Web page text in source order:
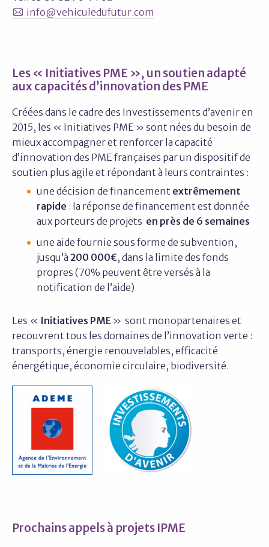
info@vehiculedufutur.com
Les « Initiatives PME », un soutien adapté
aux capacités d’innovation des PME
Créées dans le cadre des Investissements d’avenir en
2015, les « Initiatives PME » sont nées du besoin de
mieux accompagner et renforcer la capacité
d’innovation des PME françaises par un dispositif de
soutien plus agile et répondant à leurs contraintes :
une décision de financement extrêmement
rapide : la réponse de financement est donnée
aux porteurs de projets en près de 6 semaines
une aide fournie sous forme de subvention,
jusqu’à 200 000€, dans la limite des fonds
propres (70% peuvent être versés à la
notification de l’aide).
Les « Initiatives PME » sont monopartenaires et
recouvrent tous les domaines de l’innovation verte :
transports, énergie renouvelables, efficacité
énergétique, économie circulaire, biodiversité.
Prochains appels à projets IPME